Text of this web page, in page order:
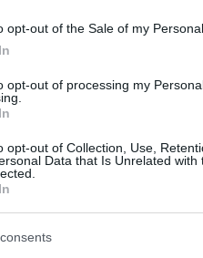
opt-out of the Sale of my Personal
opt-out of processing my
opt-out of Collection, Use,
Data that Is Unrelated
GBL ο Μουστάφα Φαλ,
αριστερό γόνατο.
να μείνει 10 με 12 μήνες
Μους ταχεία ανάρρωση.
GBL,…